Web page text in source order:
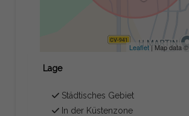
Leaflet| Map data ©
Lage
Städtisches Gebiet
In der Küstenzone